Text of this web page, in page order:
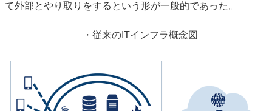
て外部とやり取りをするという形が一般的であった。
・従来の ITインフラ概念図